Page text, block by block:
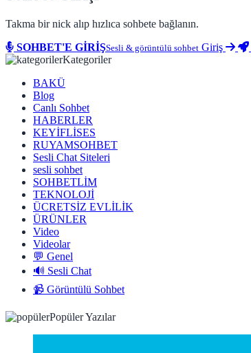
Takma bir nick alıp hızlıca sohbete bağlanın.
SOHBET'E GİRİŞSesli & görüntülü sohbet Giriş
Kategoriler
BAKÜ
Blog
Canlı Sohbet
HABERLER
KEYİFLİSES
RUYAMSOHBET
Sesli Chat Siteleri
sesli sohbet
SOHBETLİM
TEKNOLOJİ
ÜCRETSİZ EVLİLİK
ÜRÜNLER
Video
Videolar
💬 Genel
🔊 Sesli Chat
📹 Görüntülü Sohbet
Popüler Yazılar